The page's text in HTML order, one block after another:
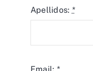
Apellidos: *